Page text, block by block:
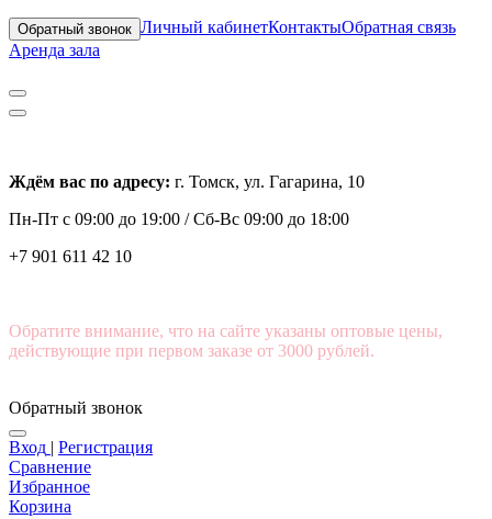
Обратный звонок Личный кабинетКонтактыОбратная связь
Аренда зала
Ждём вас по адресу: г. Томск, ул. Гагарина, 10
Пн-Пт с 09:00 до 19:00 /Сб-Вс 09:00 до 18:00
+7 901 611 42 10
Обратите внимание, что на сайте указаны оптовые цены,
действующие при первом заказе от 3000 рублей.
Обратный звонок
Вход | Регистрация
Сравнение
Избранное
Корзина